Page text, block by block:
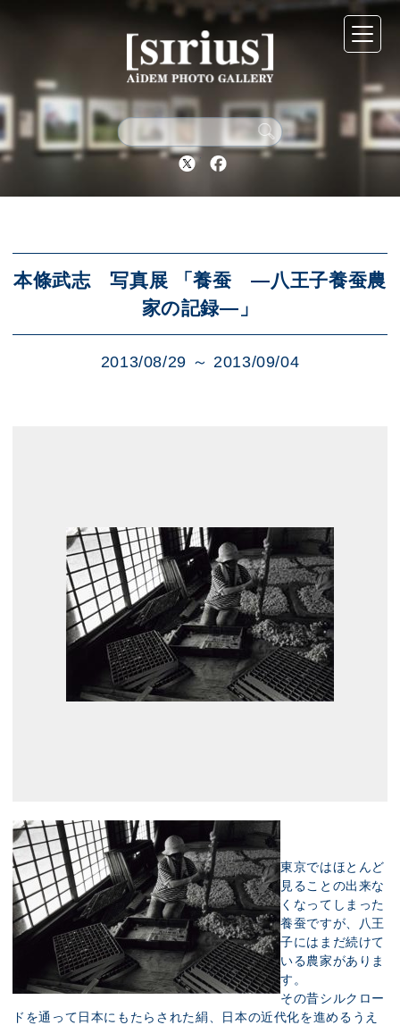
Twitter Facebook
本條武志 写真展 「養蚕 ―八王子養蚕農
家の記録―」
2013/08/29 ～ 2013/09/04
東京ではほとんど
見ることの出来な
くなってしまった
養蚕ですが、八王
子にはまだ続けて
いる農家がありま
す。
その昔シルクロー
ドを通って日本にもたらされた絹、日本の近代化を進めるうえ
シリウスについて
展示スケジュール
アクセス
ブログ